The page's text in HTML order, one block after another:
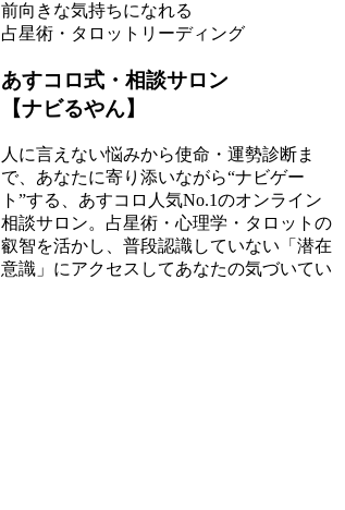
前向きな気持ちになれる
占星術・タロットリーディング
あすコロ式・相談サロン
【ナビるやん】
人に言えない悩みから使命・運勢診断ま
で、あなたに寄り添いながら“ナビゲー
ト”する、あすコロ人気No.1のオンライン
相談サロン。占星術・心理学・タロットの
叡智を活かし、普段認識していない「潜在
意識」にアクセスしてあなたの気づいてい